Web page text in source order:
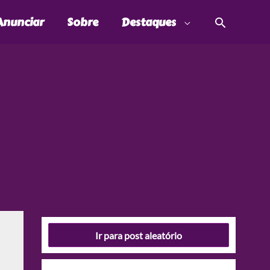
Sobre Destaques
Ir para post aleatório